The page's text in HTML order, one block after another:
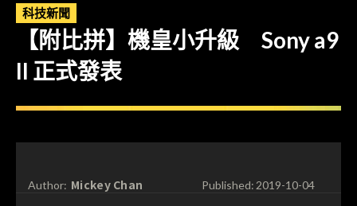
科技新聞
【附比拼】機皇小升級 Sony a9
II 正式發表
Author: Mickey Chan Published:2019-10-04